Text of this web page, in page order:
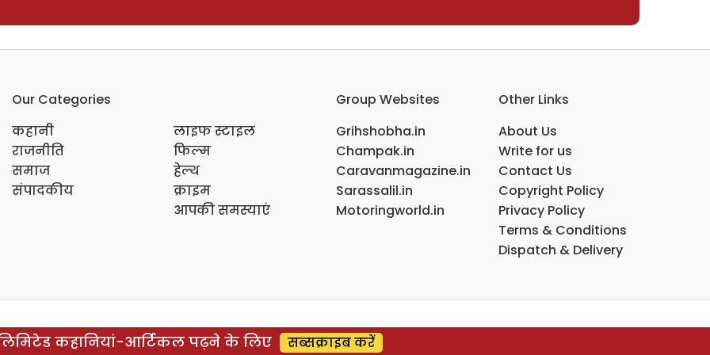
Our Categories
कहानी
राजनीति
समाज
संपादकीय
लाइफ स्टाइल
फिल्म
हेल्थ
क्राइम
आपकी समस्याएं
Group Websites
Grihshobha.in
Champak.in
Caravanmagazine.in
Sarassalil.in
Motoringworld.in
Other Links
About Us
Write for us
Contact Us
Copyright Policy
Privacy Policy
Terms & Conditions
Dispatch & Delivery
कहानियां-आर्टिकल पढ़ने के लिए सब्सक्राइब करें